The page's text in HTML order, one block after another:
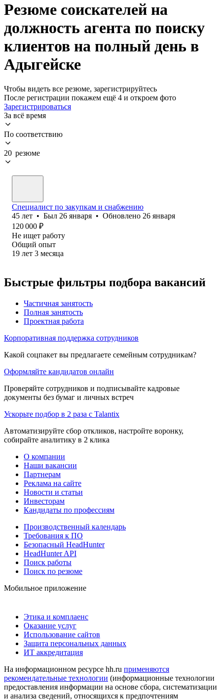
Резюме соискателей на
должность агента по поиску
клиентов на полный день в
Адыгейске
Чтобы видеть все резюме, зарегистрируйтесь
После регистрации покажем ещё 4 и откроем фото
Зарегистрироваться
За всё время
По соответствию
20 резюме
Специалист по закупкам и снабжению
45 лет • Был 26 января • Обновлено 26 января
120 000 ₽
Не ищет работу
Общий опыт
19 лет 3 месяца
Быстрые фильтры подбора вакансий
Частичная занятость
Полная занятость
Проектная работа
Корпоративная поддержка сотрудников
Какой соцпакет вы предлагаете семейным сотрудникам?
Оформляйте кандидатов онлайн
Проверяйте сотрудников и подписывайте кадровые
документы без бумаг и личных встреч
Ускорьте подбор в 2 раза с Talantix
Автоматизируйте сбор откликов, настройте воронку,
собирайте аналитику в 2 клика
О компании
Наши вакансии
Партнерам
Реклама на сайте
Новости и статьи
Инвесторам
Кандидаты по профессиям
Производственный календарь
Требования к ПО
Безопасный HeadHunter
HeadHunter API
Поиск работы
Поиск по резюме
Мобильное приложение
Этика и комплаенс
Оказание услуг
Использование сайтов
Защита персональных данных
ИТ аккредитация
На информационном ресурсе hh.ru применяются
рекомендательные технологии (информационные технологии
предоставления информации на основе сбора, систематизации
и анализа сведений, относящихся к предпочтениям